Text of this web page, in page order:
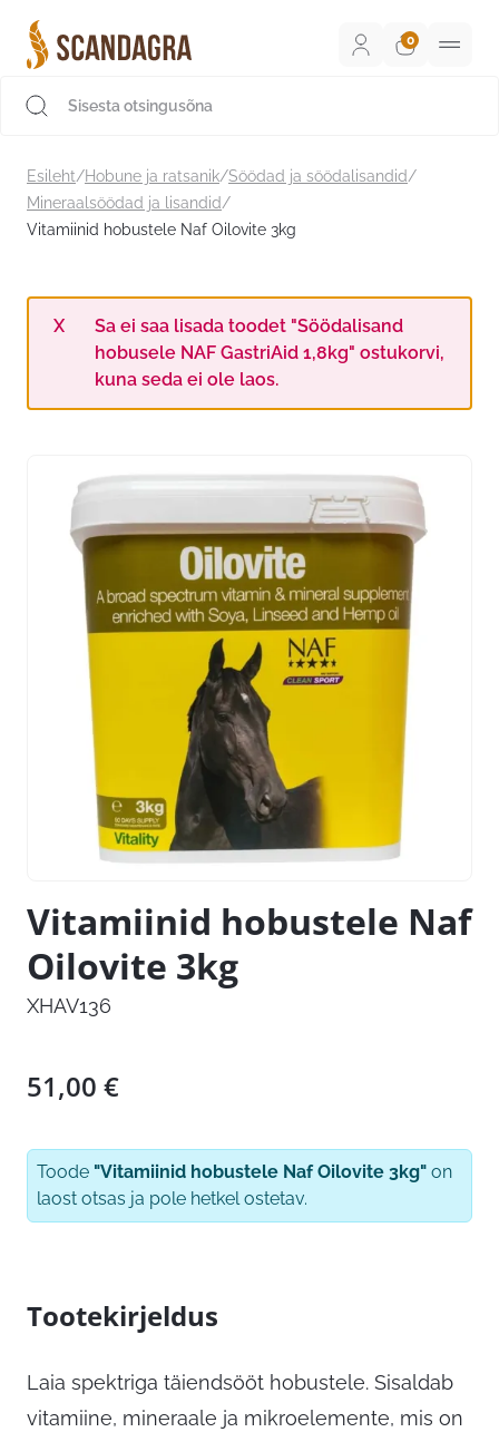
sisu
juurde
Esileht/Hobune ja ratsanik/Söödad ja söödalisandid/
Mineraalsöödad ja lisandid/
Vitamiinid hobustele Naf Oilovite 3kg
Sa ei saa lisada toodet "Söödalisand
hobusele NAF GastriAid 1,8kg" ostukorvi,
kuna seda ei ole laos.
Vitamiinid hobustele Naf
Oilovite 3kg
XHAV136
51,00 €
Toode "Vitamiinid hobustele Naf Oilovite 3kg" on
laost otsas ja pole hetkel ostetav.
Tootekirjeldus
Laia spektriga täiendsööt hobustele. Sisaldab
vitamiine, mineraale ja mikroelemente, mis on